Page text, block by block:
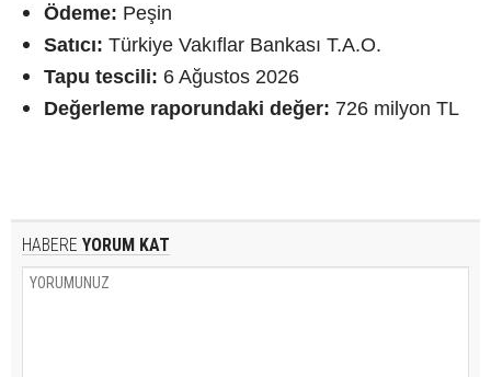
Ödeme: Peşin
Satıcı: Türkiye Vakıflar Bankası T.A.O.
Tapu tescili: 6 Ağustos 2026
Değerleme raporundaki değer: 726 milyon TL
HABERE YORUM KAT